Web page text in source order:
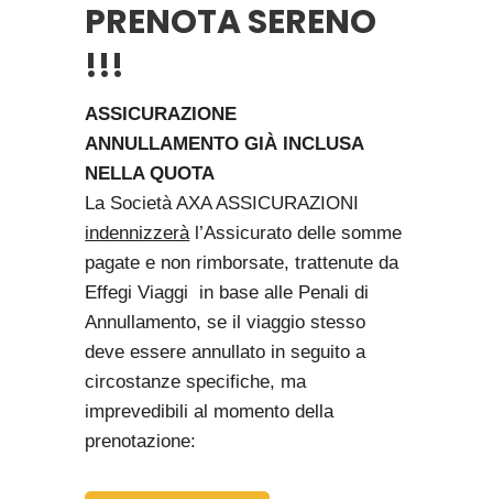
PRENOTA SERENO
!!!
ASSICURAZIONE
ANNULLAMENTOGIÀ INCLUSA
NELLA QUOTA
La Società AXA ASSICURAZIONI
indennizzerà l’Assicurato delle somme
pagate e non rimborsate, trattenute da
Effegi Viaggi in base alle Penali di
Annullamento, se il viaggio stesso
deve essere annullato in seguito a
circostanze specifiche, ma
imprevedibili al momento della
prenotazione: